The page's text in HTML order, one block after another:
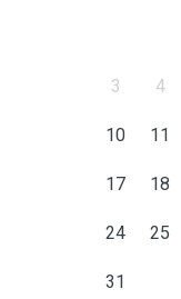
3 4
10 11
17 18
24 25
31